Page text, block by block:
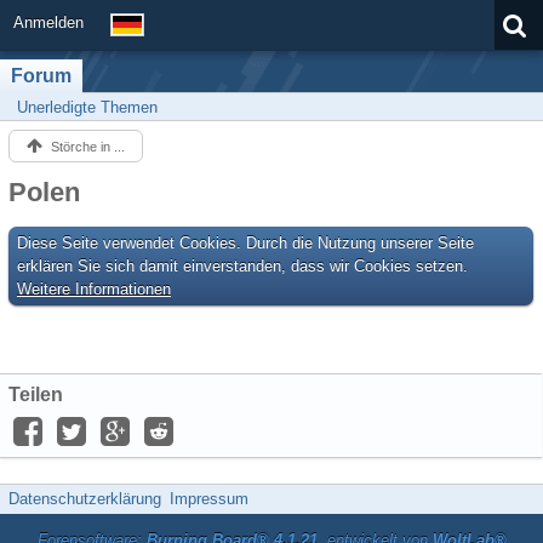
Anmelden
Forum
Unerledigte Themen
Störche in ...
Polen
Diese Seite verwendet Cookies. Durch die Nutzung unserer Seite
erklären Sie sich damit einverstanden, dass wir Cookies setzen.
Weitere Informationen
Teilen
Datenschutzerklärung Impressum